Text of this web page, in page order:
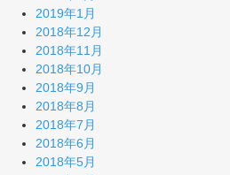
2019年1月
2018年12月
2018年11月
2018年10月
2018年9月
2018年8月
2018年7月
2018年6月
2018年5月